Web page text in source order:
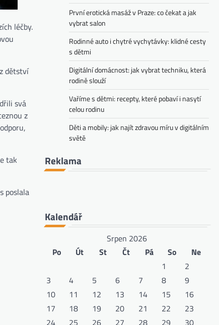
léčby.
dětství
svá
z
tak
poslala
První erotická masáž v Praze: co čekat a jak
vybrat salon
Rodinné auto i chytré vychytávky: klidné cesty
s dětmi
Digitální domácnost: jak vybrat techniku, která
rodině slouží
Vaříme s dětmi: recepty, které pobaví i nasytí
celou rodinu
Děti a mobily: jak najít zdravou míru v digitálním
světě
Reklama
Kalendář
Srpen 2026
Po
Út St Čt Pá So
Ne
1
2
3
4 5 6 7 8
9
10
11 12 13 14 15
16
17
18 19 20 21 22
23
24
25 26 27 28 29
30